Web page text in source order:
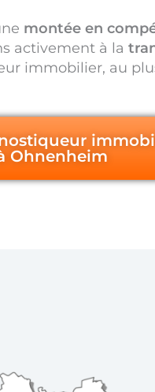
montée en
activement à la
immobilier, au
Ohnenheim